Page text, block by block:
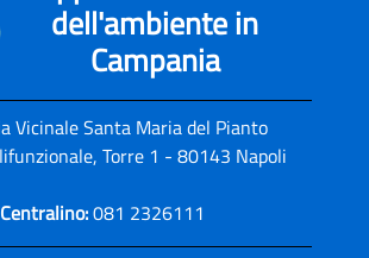
dell'ambiente in
Campania
Vicinale Santa Maria del Pianto
Torre 1 - 80143 Napoli
Centralino:081 2326111